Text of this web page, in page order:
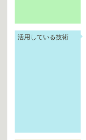
活用している技術